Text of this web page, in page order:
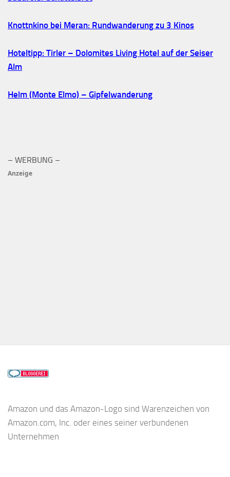
Knottnkino bei Meran: Rundwanderung zu 3 Kinos
Hoteltipp: Tirler – Dolomites Living Hotel auf der Seiser
Alm
Helm (Monte Elmo) – Gipfelwanderung
– WERBUNG –
Anzeige
Amazon und das Amazon-Logo sind Warenzeichen von
Amazon.com, Inc. oder eines seiner verbundenen
Unternehmen